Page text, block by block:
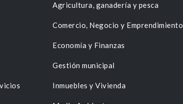
Agricultura, ganadería y pesca
Comercio, Negocio y Emprendimiento
Economía y Finanzas
Gestión municipal
Inmuebles y Vivienda